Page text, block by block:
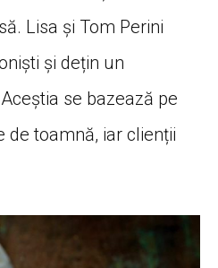
. Lisa și Tom Perini
și dețin un
Aceștia se bazează pe
detoamnă, iar clienții